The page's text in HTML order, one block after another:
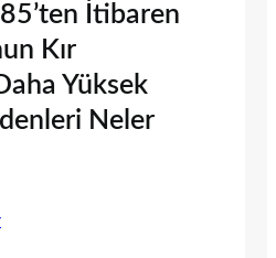
İtibaren
Kır
Yüksek
Neler